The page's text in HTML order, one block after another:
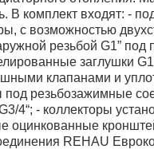
В комплект входят: -
с возможностью
резьбой G1” под
заглушки
клапанами и
под резьбозажимные
4“; - коллекторы
оцинкованные
REHAU